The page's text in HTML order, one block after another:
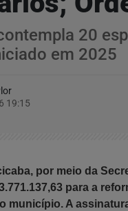
20
em 2025
19:15
por meio da
para a
município. A